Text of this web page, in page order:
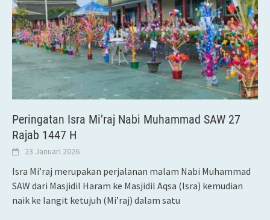
Peringatan Isra Mi’raj Nabi Muhammad SAW 27
Rajab 1447 H
23 Januari 2026
Isra Mi’raj merupakan perjalanan malam Nabi Muhammad
SAW dari Masjidil Haram ke Masjidil Aqsa (Isra) kemudian
naik ke langit ketujuh (Mi’raj) dalam satu